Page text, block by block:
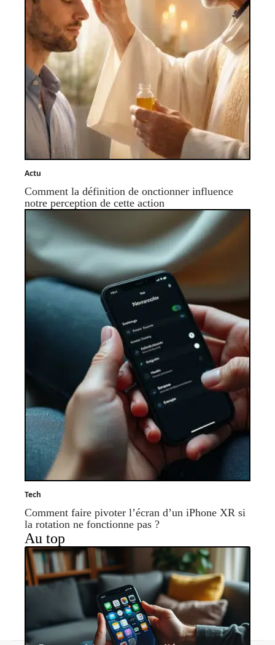
Actu
Comment la définition de onctionner influence
notre perception de cette action
Tech
Comment faire pivoter l’écran d’un iPhone XR si
la rotation ne fonctionne pas ?
Au top